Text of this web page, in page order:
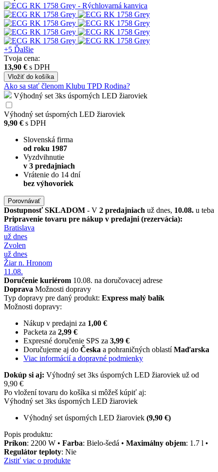
+5 Ďalšie
Tvoja cena:
13,90 € s DPH
Vložiť do košíka
Ako sa stať členom Klubu TPD Rodina?
Výhodný set 3ks úsporných LED žiaroviek
Výhodný set úsporných LED žiaroviek
9,90 € s DPH
Slovenská firma
od roku 1987
Vyzdvihnutie
v 3 predajniach
Vrátenie do 14 dní
bez výhovoriek
Porovnávať
DostupnosťSKLADOM - V 2 predajniach už dnes, 10.08. u teba
Pripravenie tovaru pre nákup v predajni (rezervácia):
Bratislava
už dnes
Zvolen
už dnes
Žiar n. Hronom
11.08.
Doručenie kuriérom 10.08. na doručovacej adrese
Doprava Možnosti dopravy
Typ dopravy pre daný produkt: Express malý balík
Možnosti dopravy:
Nákup v predajni za 1,00 €
Packeta za 2,99 €
Expresné doručenie SPS za 3,99 €
Doručujeme aj do Česka a pohraničných oblastíMaďarska
Viac informácií a dopravné podmienky
Dokúp si aj: Výhodný set 3ks úsporných LED žiaroviek už od
9,90 €
Po vložení tovaru do košíka si môžeš kúpiť aj:
Výhodný set 3ks úsporných LED žiaroviek
Výhodný set úsporných LED žiaroviek (9,90 €)
Popis produktu:
Príkon: 2200 W • Farba: Bielo-šedá • Maximálny objem: 1.7 l •
Regulátor teploty: Nie
Zistiť viac o produkte